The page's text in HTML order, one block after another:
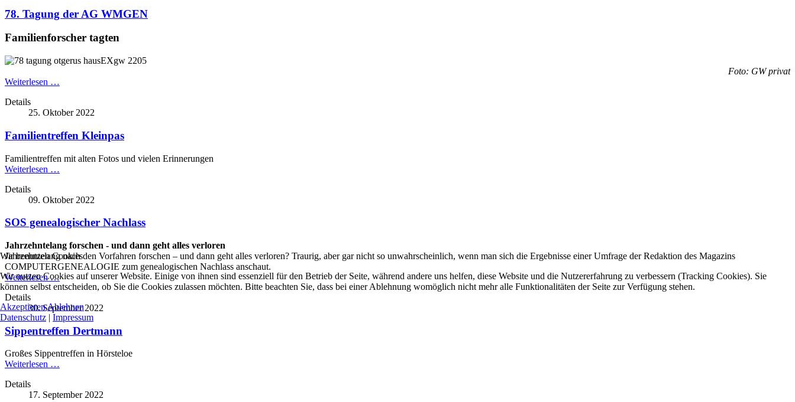
78. Tagung der AG WMGEN
Familienforscher tagten
Foto: GW privat
Weiterlesen …
Details
25. Oktober 2022
Familientreffen Kleinpas
Familientreffen mit alten Fotos und vielen Erinnerungen
Weiterlesen …
Details
09. Oktober 2022
SOS genealogischer Nachlass
Jahrzehntelang forschen - und dann geht alles verloren
Jahrzehntelang nach den Vorfahren forschen – und dann geht alles verloren? Traurig, aber gar nicht so unwahrscheinlich, wenn man sich die Ergebnisse einer Umfrage der Redaktion des Magazins
COMPUTERGENEALOGIE zum genealogischen Nachlass anschaut.
Weiterlesen …
Details
30. September 2022
Sippentreffen Dertmann
Großes Sippentreffen in Hörsteloe
Weiterlesen …
Details
17. September 2022
Wir benutzen Cookies
Wir nutzen Cookies auf unserer Website. Einige von ihnen sind essenziell für den Betrieb der Seite, während andere uns helfen, diese Website und die Nutzererfahrung zu verbessern (Tracking Cookies). Sie
können selbst entscheiden, ob Sie die Cookies zulassen möchten. Bitte beachten Sie, dass bei einer Ablehnung womöglich nicht mehr alle Funktionalitäten der Seite zur Verfügung stehen.
Akzeptieren Ablehnen
Datenschutz | Impressum